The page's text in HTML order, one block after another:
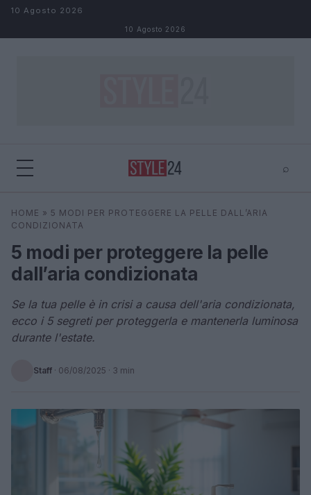
Salta al contenuto
10 Agosto 2026
10 Agosto 2026
⌕
Cerca ⌕
HOME » 5 MODI PER PROTEGGERE LA PELLE DALL’ARIA
CONDIZIONATA
5 modi per proteggere la pelle
dall’aria condizionata
Se la tua pelle è in crisi a causa dell'aria condizionata,
ecco i 5 segreti per proteggerla e mantenerla luminosa
durante l'estate.
Staff · 06/08/2025 · 3 min